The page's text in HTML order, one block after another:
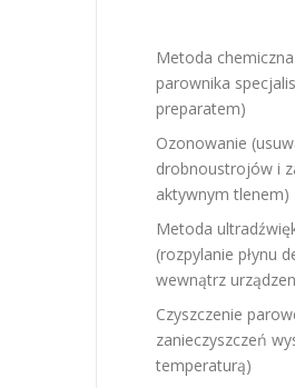
Metoda
parownika
preparatem)
Ozonowanie
drobnoustrojów i
aktywnym tlenem)
Metoda
(rozpylanie płynu
wewnątrz
Czyszczenie
zanieczyszczeń
temperaturą)